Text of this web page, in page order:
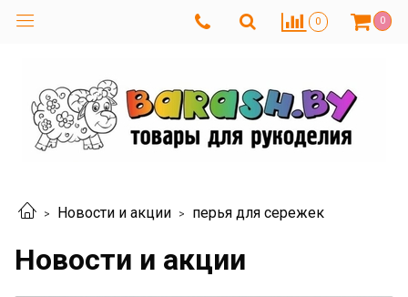
0 0
Новости и акции перья для сережек
Новости и акции